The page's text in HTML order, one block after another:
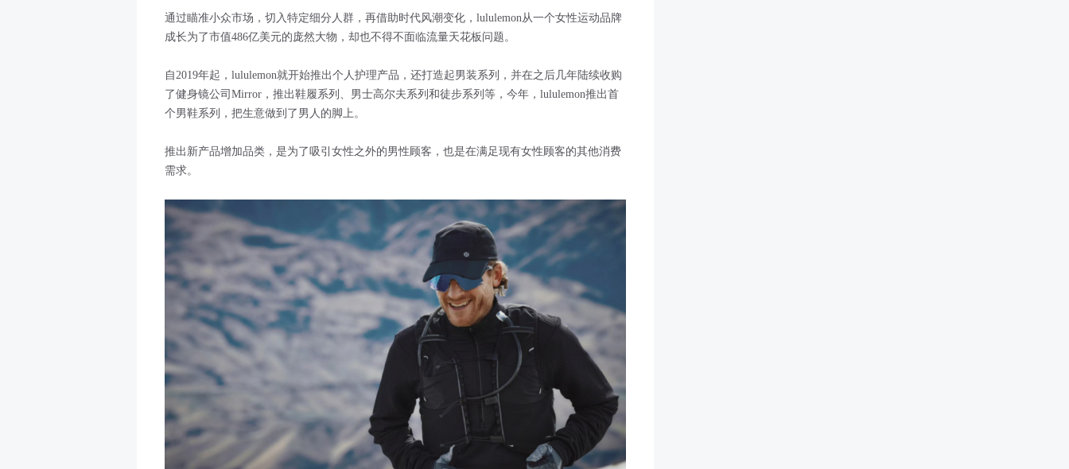
通过瞄准小众市场，切入特定细分人群，再借助时代风潮变化，lululemon从一个女性运动品牌
成长为了市值486亿美元的庞然大物，却也不得不面临流量天花板问题。
自2019年起，lululemon就开始推出个人护理产品，还打造起男装系列，并在之后几年陆续收购
了健身镜公司Mirror，推出鞋履系列、男士高尔夫系列和徒步系列等，今年，lululemon推出首
个男鞋系列，把生意做到了男人的脚上。
推出新产品增加品类，是为了吸引女性之外的男性顾客，也是在满足现有女性顾客的其他消费
需求。